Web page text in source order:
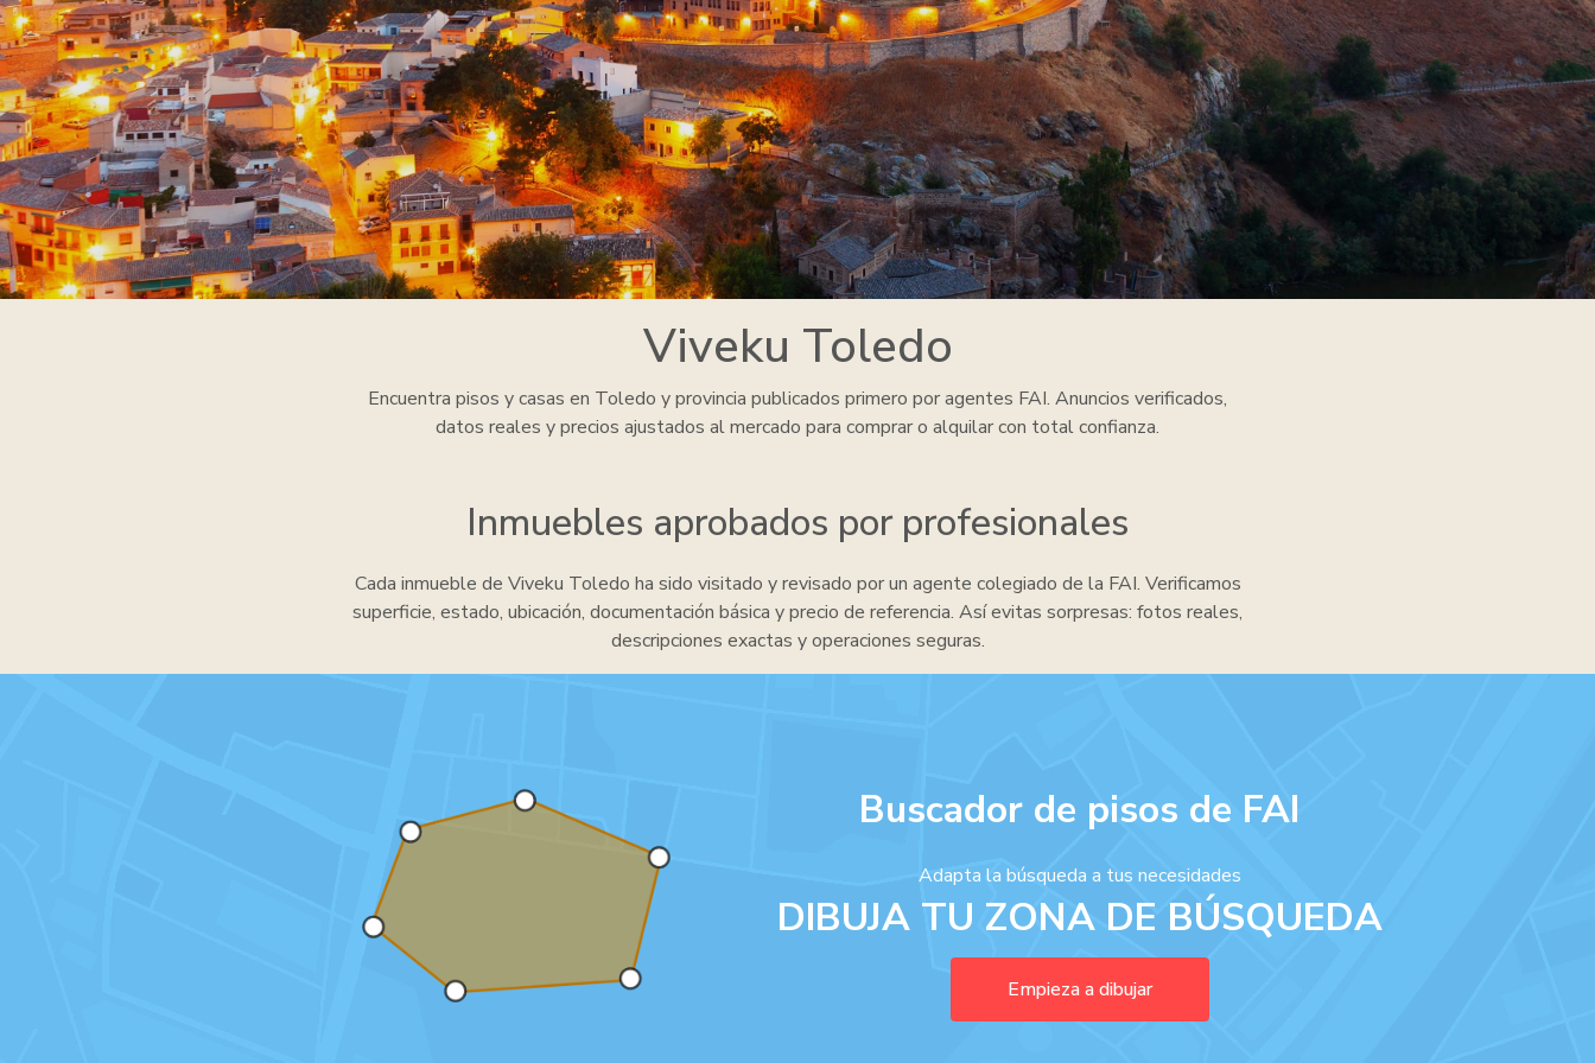
Viveku Toledo
Encuentra pisos y casas en Toledo y provincia publicados primero por agentes FAI. Anuncios verificados,
datos reales y precios ajustados al mercado para comprar o alquilar con total confianza.
Inmuebles aprobados por profesionales
Cada inmueble de Viveku Toledo ha sido visitado y revisado por un agente colegiado de la FAI. Verificamos
superficie, estado, ubicación, documentación básica y precio de referencia. Así evitas sorpresas: fotos reales,
descripciones exactas y operaciones seguras.
Buscador de pisos de FAI
Adapta la búsqueda a tus necesidades
DIBUJA TU ZONA DE BÚSQUEDA
Empieza a dibujar